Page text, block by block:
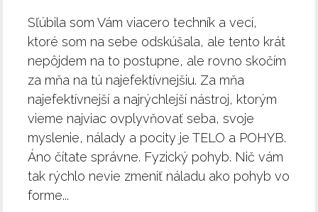
Sľúbila som Vám viacero techník a vecí,
ktoré som na sebe odskúšala, ale tento krát
nepôjdem na to postupne, ale rovno skočím
za mňa na tú najefektívnejšiu. Za mňa
najefektívnejší a najrýchlejší nástroj, ktorým
vieme najviac ovplyvňovať seba, svoje
myslenie, nálady a pocity je TELO a POHYB.
Áno čítate správne. Fyzický pohyb. Nič vám
tak rýchlo nevie zmeniť náladu ako pohyb vo
forme...